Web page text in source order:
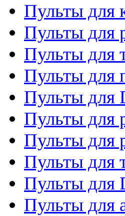
Пульты для
Пульты для
Пульты для
Пульты для
Пульты для
Пульты для
Пульты для
Пульты для
Пульты для
Пульты для